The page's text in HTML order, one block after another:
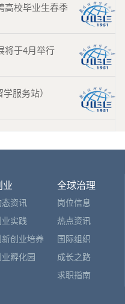
高校毕业生春季
将于4月举行
服务站）
业
态资讯
实践
创业培养
孵化园
全球治理
岗位信息
热点资讯
国际组织
成长之路
求职指南